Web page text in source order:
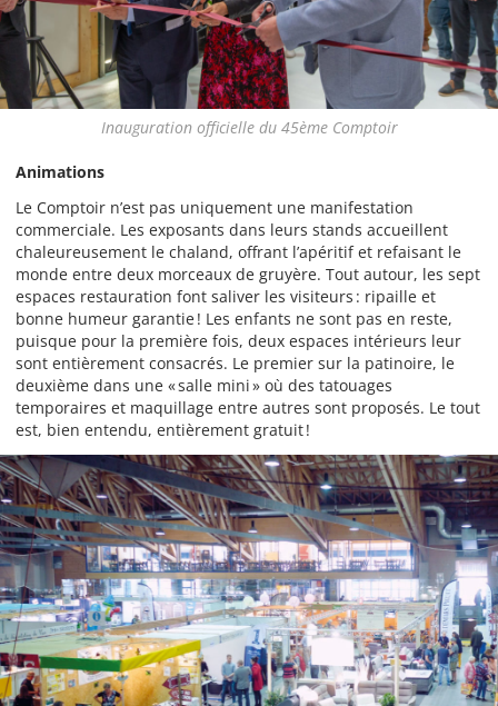
Inauguration officielle du 45ème Comptoir
Animations
Le Comptoir n’est pas uniquement une manifestation
commerciale. Les exposants dans leurs stands accueillent
chaleureusement le chaland, offrant l’apéritif et refaisant le
monde entre deux morceaux de gruyère. Tout autour, les sept
espaces restauration font saliver les visiteurs : ripaille et
bonne humeur garantie ! Les enfants ne sont pas en reste,
puisque pour la première fois, deux espaces intérieurs leur
sont entièrement consacrés. Le premier sur la patinoire, le
deuxième dans une « salle mini » où des tatouages
temporaires et maquillage entre autres sont proposés. Le tout
est, bien entendu, entièrement gratuit !